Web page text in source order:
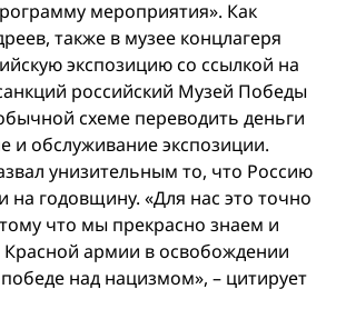
мероприятия». Как
также в музее концлагеря
экспозицию со ссылкой на
российский Музей Победы
схеме переводить деньги
и обслуживание экспозиции.
унизительным то, что Россию
на годовщину. «Для нас это точно
что мы прекрасно знаем и
армии в освобождении
над нацизмом», – цитирует